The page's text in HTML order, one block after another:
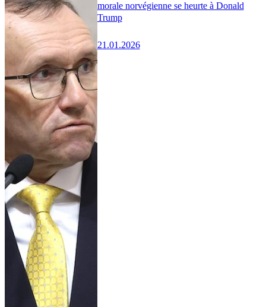
morale norvégienne se heurte à Donald
Trump
21.01.2026